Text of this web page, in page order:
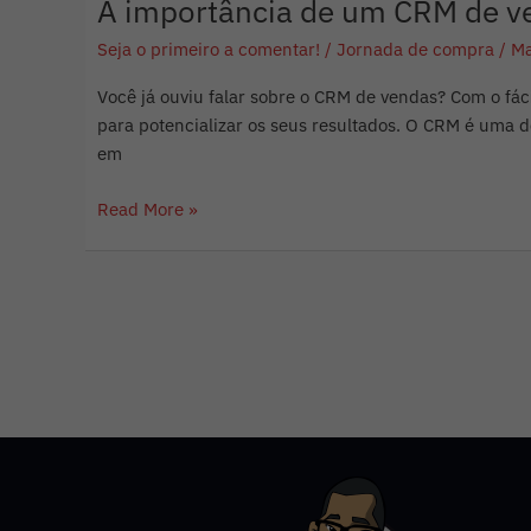
A importância de um CRM de
Seja o primeiro a comentar! / Jornada de compra /
Você já ouviu falar sobre o CRM de vendas? Com o
para potencializar os seus resultados. O CRM é
em
Read More »